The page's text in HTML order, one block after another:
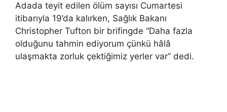
Adada teyit edilen ölüm sayısı Cumartesi
itibarıyla 19’da kalırken, Sağlık Bakanı
Christopher Tufton bir brifingde “Daha fazla
olduğunu tahmin ediyorum çünkü hâlâ
ulaşmakta zorluk çektiğimiz yerler var” dedi.